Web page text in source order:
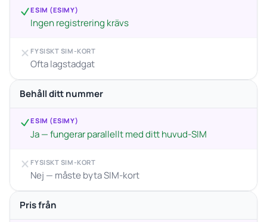
ESIM (ESIMY)
Ingen registrering krävs
FYSISKT SIM-KORT
Ofta lagstadgat
Behåll ditt nummer
ESIM (ESIMY)
Ja — fungerar parallellt med ditt huvud-SIM
FYSISKT SIM-KORT
Nej — måste byta SIM-kort
Pris från